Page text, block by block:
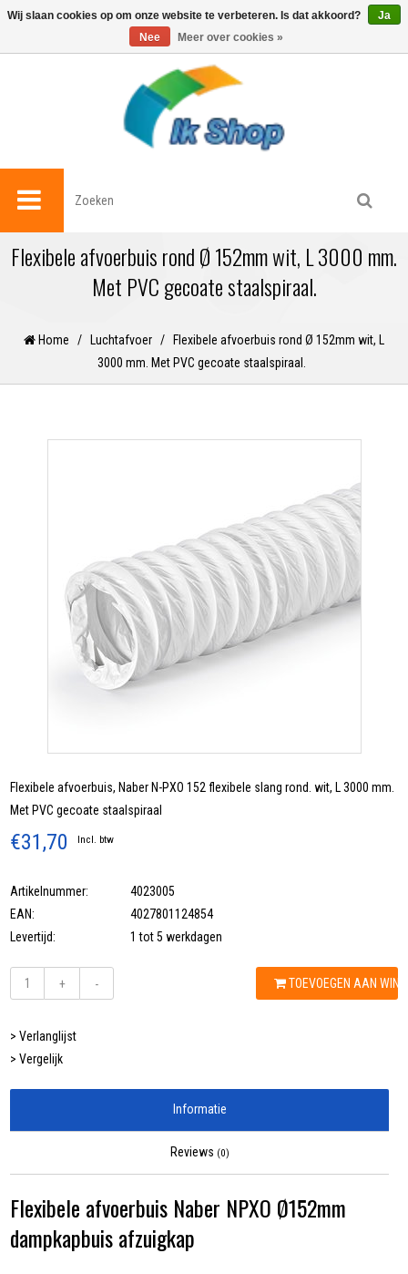
0
Flexibele afvoerbuis rond Ø 152mm wit, L 3000 mm.
Met PVC gecoate staalspiraal.
Home / Luchtafvoer /
Flexibele afvoerbuis rond Ø 152mm wit, L
3000 mm. Met PVC gecoate staalspiraal.
Flexibele afvoerbuis, Naber N-PXO 152 flexibele slang rond. wit, L 3000 mm.
Met PVC gecoate staalspiraal
€31,70 Incl. btw
Artikelnummer:
4023005
EAN:
4027801124854
Levertijd:
1 tot 5 werkdagen
+ - TOEVOEGEN AAN
> Verlanglijst
> Vergelijk
Informatie
Reviews (0)
Flexibele afvoerbuis Naber NPXO Ø152mm
dampkapbuis afzuigkap
Wij slaan cookies op om onze website te verbeteren. Is dat akkoord?
Ja
Nee
Meer over cookies »